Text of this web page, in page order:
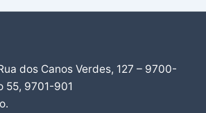
dos Canos Verdes, 127 – 9700-
55, 9701-901